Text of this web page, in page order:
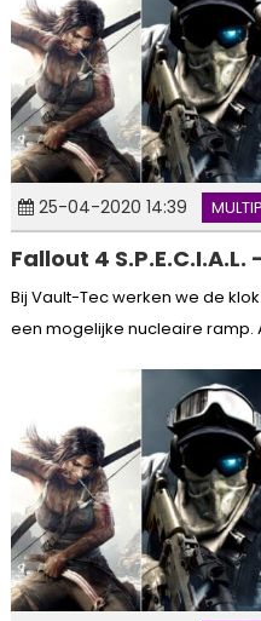
25-04-2020 14:39
Fallout 4
Bij Vault-Tec werken we de
een mogelijke nucleaire ramp.